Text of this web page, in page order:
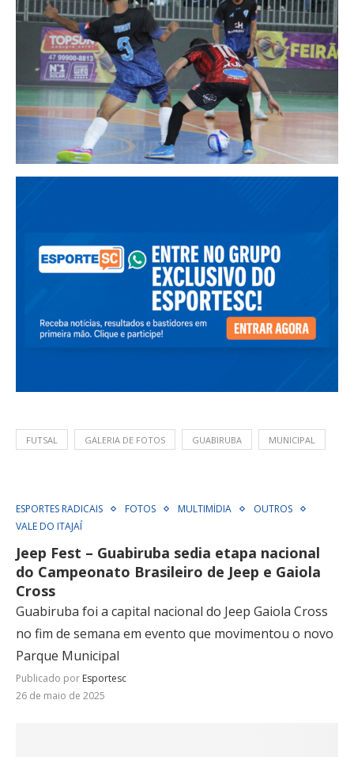
FUTSAL GALERIA DE FOTOS GUABIRUBA MUNICIPAL
ESPORTES RADICAIS FOTOS MULTIMÍDIA
OUTROS
VALE DO ITAJAÍ
Jeep Fest – Guabiruba sedia etapa nacional
do Campeonato Brasileiro de Jeep e Gaiola
Cross
Guabiruba foi a capital nacional do Jeep Gaiola Cross
no fim de semana em evento que movimentou o novo
Parque Municipal
Publicado por Esportesc
26 de maio de 2025